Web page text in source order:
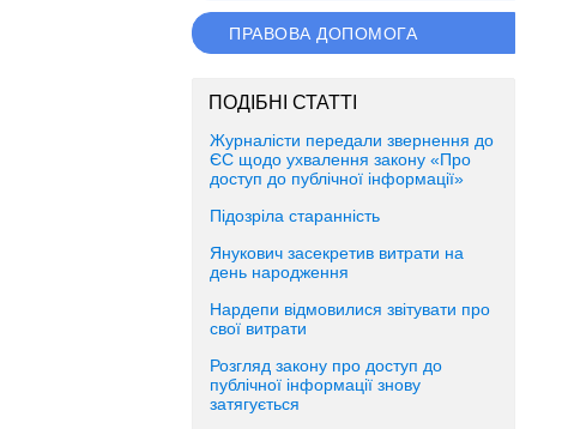
ПРАВОВА ДОПОМОГА
ПОДІБНІ СТАТТІ
Журналісти передали звернення до
ЄС щодо ухвалення закону «Про
доступ до публічної інформації»
Підозріла старанність
Янукович засекретив витрати на
день народження
Нардепи відмовилися звітувати про
свої витрати
Розгляд закону про доступ до
публічної інформації знову
затягується